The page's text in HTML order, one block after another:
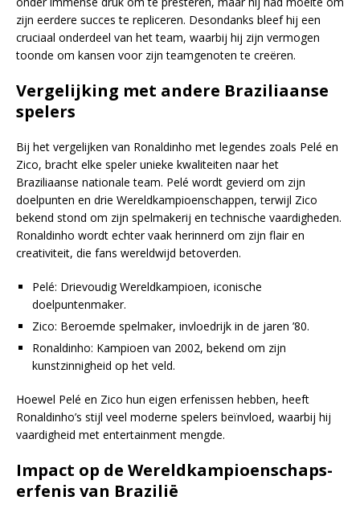
zijn eerdere succes te repliceren. Desondanks bleef hij een
cruciaal onderdeel van het team, waarbij hij zijn vermogen
toonde om kansen voor zijn teamgenoten te creëren.
Vergelijking met andere Braziliaanse
spelers
Bij het vergelijken van Ronaldinho met legendes zoals Pelé en
Zico, bracht elke speler unieke kwaliteiten naar het
Braziliaanse nationale team. Pelé wordt gevierd om zijn
doelpunten en drie Wereldkampioenschappen, terwijl Zico
bekend stond om zijn spelmakerij en technische vaardigheden.
Ronaldinho wordt echter vaak herinnerd om zijn flair en
creativiteit, die fans wereldwijd betoverden.
Pelé: Drievoudig Wereldkampioen, iconische
doelpuntenmaker.
Zico: Beroemde spelmaker, invloedrijk in de jaren ’80.
Ronaldinho: Kampioen van 2002, bekend om zijn
kunstzinnigheid op het veld.
Hoewel Pelé en Zico hun eigen erfenissen hebben, heeft
Ronaldinho’s stijl veel moderne spelers beïnvloed, waarbij hij
vaardigheid met entertainment mengde.
Impact op de Wereldkampioenschaps-
erfenis van Brazilië